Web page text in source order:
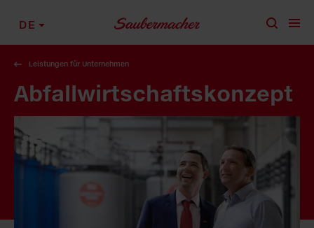
DE
Leistungen für Unternehmen
Abfallwirtschafts­konzept